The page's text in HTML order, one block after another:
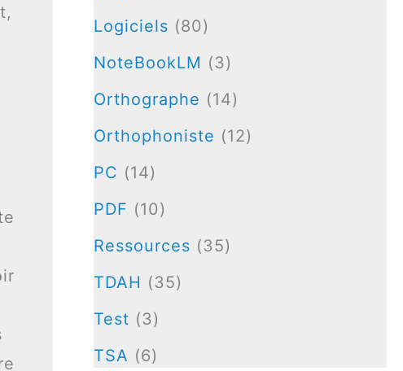
Logiciels (80)
NoteBookLM (3)
Orthographe (14)
Orthophoniste (12)
PC (14)
PDF (10)
Ressources (35)
TDAH (35)
Test (3)
TSA (6)